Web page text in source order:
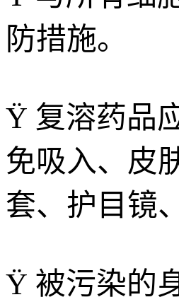
防措施。
Ÿ 复溶药品
免吸入、皮
套、护目镜
Ÿ 被污染的